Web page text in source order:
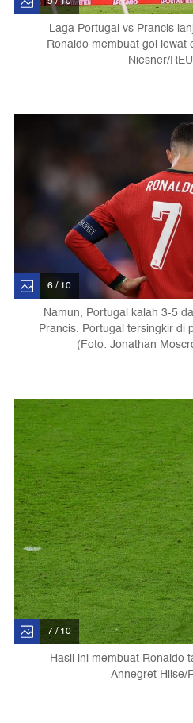
Laga Portugal vs Prancis
Ronaldo membuat gol lewat
Niesner/
6 / 10
Namun, Portugal kalah 3-5
Prancis. Portugal tersingkir di
(Foto: Jonathan
7 / 10
Hasil ini membuat Ronaldo
Annegret Hilse/